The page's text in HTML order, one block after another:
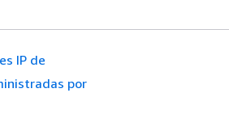
IP de
por